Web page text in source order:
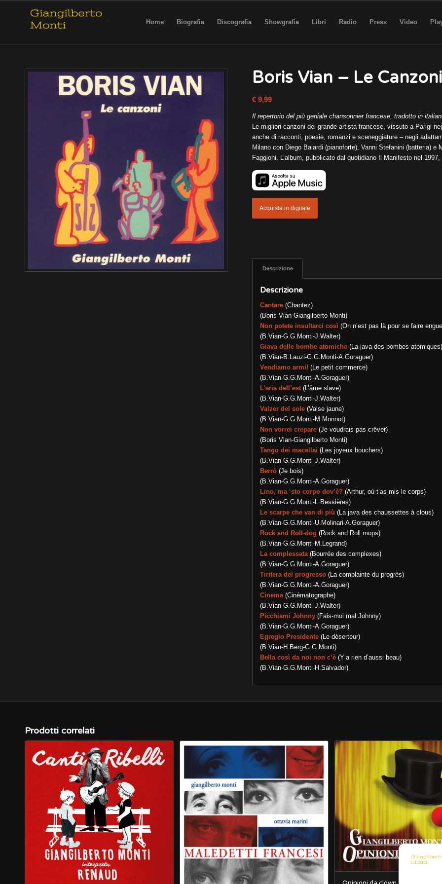
Home Biografia Discografia Showgrafia Libri Radio Press Video
Boris Vian – Le Canzoni
€9,99
Il repertorio del più geniale chansonnier francese, tradotto in
Le migliori canzoni del grande artista francese, vissuto a Parigi
anche di racconti, poesie, romanzi e sceneggiature – negli
Milano con Diego Baiardi (pianoforte), Vanni Stefanini (batteria)
Faggioni. L’album, pubblicato dal quotidiano Il Manifesto nel
Acquista in digitale
Descrizione
Descrizione
Cantare(Chantez)
(Boris Vian-Giangilberto Monti)
Non potete insultarci così (On n’est pas là pour se faire
(B.Vian-G.G.Monti-J.Walter)
Giava delle bombe atomiche(La java des bombes atomiques)
(B.Vian-B.Lauzi-G.G.Monti-A.Goraguer)
Vendiamo armi! (Le petit commerce)
(B.Vian-G.G.Monti-A.Goraguer)
L’aria dell’est(L’âme slave)
(B.Vian-G.G.Monti-J.Walter)
Valzer del sole(Valse jaune)
(B.Vian-G.G.Monti-M.Monnot)
Non vorrei crepare(Je voudrais pas crêver)
(Boris Vian-Giangilberto Monti)
Tango dei macellai (Les joyeux bouchers)
(B.Vian-G.G.Monti-J.Walter)
Berrò(Je bois)
(B.Vian-G.G.Monti-A.Goraguer)
Lino, ma ‘sto corpo dov’è? (Arthur, où t’as mis le corps)
(B.Vian-G.G.Monti-L.Bessières)
Le scarpe che van di più (La java des chaussettes à clous)
(B.Vian-G.G.Monti-U.Molinari-A.Goraguer)
Rock and Roll-dog (Rock and Roll mops)
(B.Vian-G.G.Monti-M.Legrand)
La complessata(Bourrée des complexes)
(B.Vian-G.G.Monti-A.Goraguer)
Tiritera del progresso(La complainte du progrès)
(B.Vian-G.G.Monti-A.Goraguer)
Cinema(Cinématographe)
(B.Vian-G.G.Monti-J.Walter)
Picchiami Johnny(Fais-moi mal Johnny)
(B.Vian-G.G.Monti-A.Goraguer)
Egregio Presidente(Le dèserteur)
(B.Vian-H.Berg-G.G.Monti)
Bella così da noi non c’è(Y’a rien d’aussi beau)
(B.Vian-G.G.Monti-H.Salvador)
Prodotti correlati